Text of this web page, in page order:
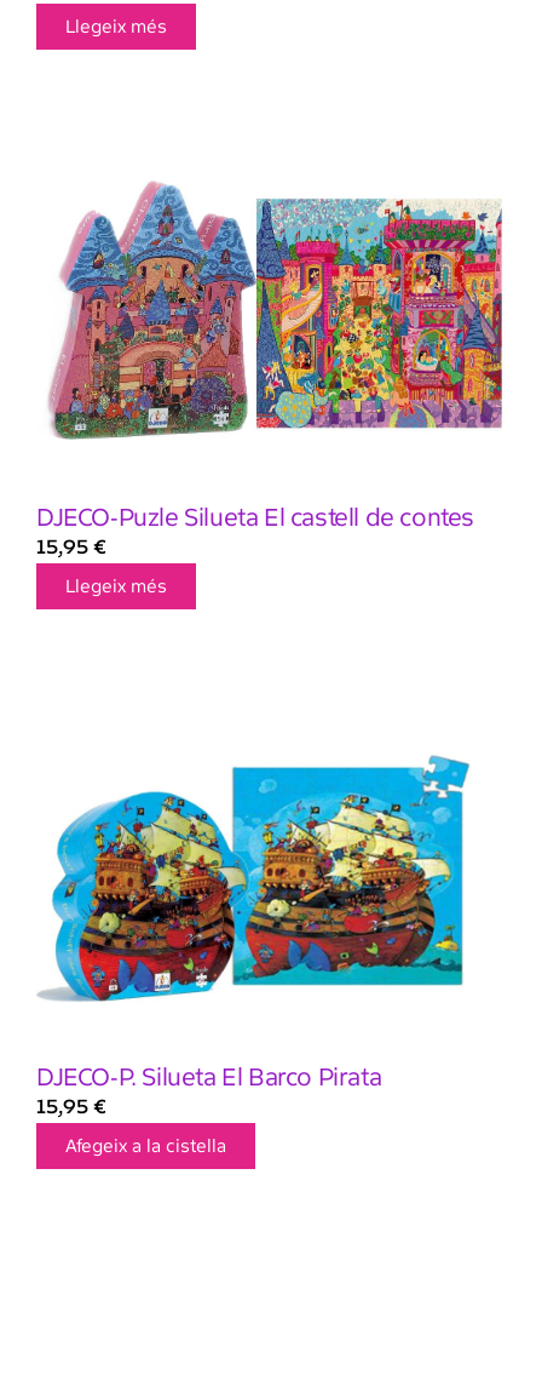
Llegeix més
DJECO-Puzle Silueta El castell de contes
15,95 €
Llegeix més
DJECO-P. Silueta El Barco Pirata
15,95 €
Afegeix a la cistella